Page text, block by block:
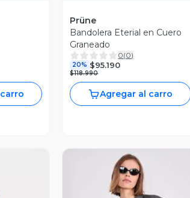
Prüne
Bandolera Eterial en Cuero
Graneado
0(0)
20% $95.190
$118.990
Agregar al carro